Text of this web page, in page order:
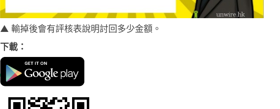
▲ 輸掉後會有評核表說明討回多少金額。
下載：